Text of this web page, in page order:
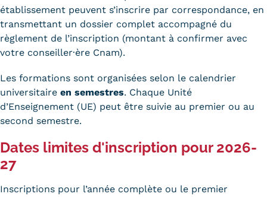
Fiche contact salons, forums,
JPO
établissement peuvent s’inscrire par correspondance, en
transmettant un dossier complet accompagné du
règlement de l’inscription (montant à confirmer avec
votre conseiller·ère Cnam).
Les formations sont organisées selon le calendrier
universitaire en semestres. Chaque Unité
d’Enseignement (UE) peut être suivie au premier ou au
second semestre.
Dates limites d'inscription pour 2026-
27
Inscriptions pour l’année complète ou le premier